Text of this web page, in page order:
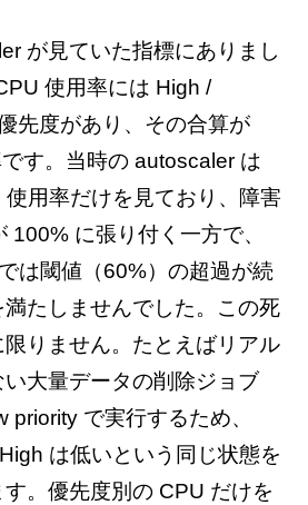
が見ていた指標にありまし
使用率には High /
先度があり、その合算が
す。当時の autoscaler は
用率だけを見ており、障害
100% に張り付く一方で、
は閾値（60%）の超過が続
たしませんでした。この死
りません。たとえばリアル
大量データの削除ジョブ
priority で実行するため、
は低いという同じ状態を
。優先度別の CPU だけを